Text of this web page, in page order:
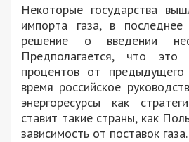
Некоторые государства
импорта газа, в
решение о введении
Предполагается, что
процентов от
время российское
энергоресурсы как
ставит такие страны, как
зависимость от поставок газа.